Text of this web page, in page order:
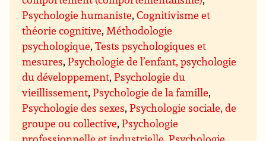
Psychologie humaniste,Cognitivisme et
théorie cognitive,Méthodologie
psychologique,Tests psychologiques et
mesures,Psychologie de l’enfant, psychologie
du développement,Psychologie du
vieillissement,Psychologie de la famille,
Psychologie des sexes,Psychologie sociale, de
groupe ou collective,Psychologie